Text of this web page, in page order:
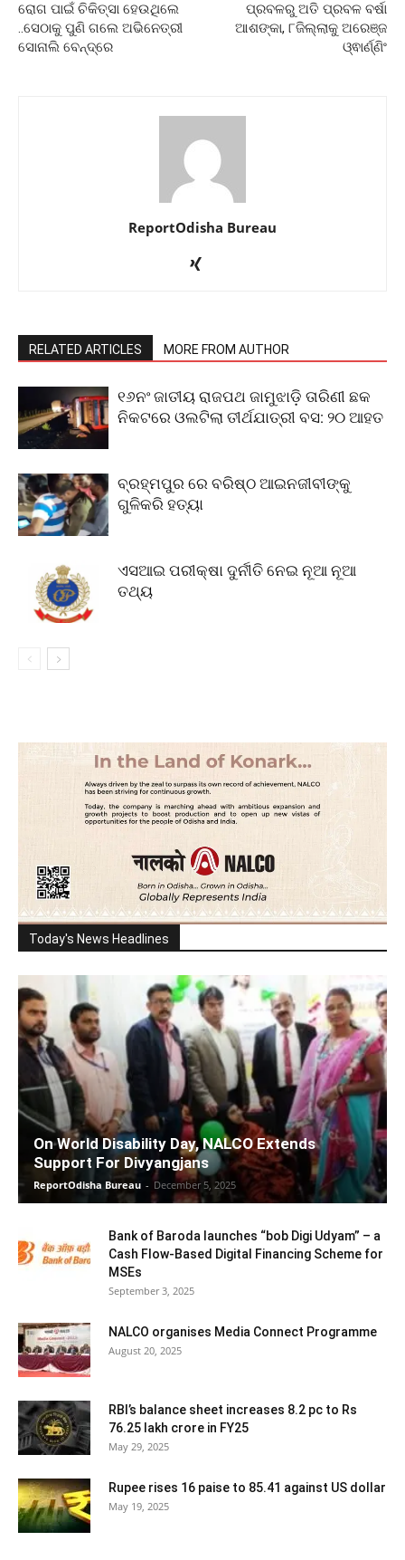
ରୋଗ ପାଇଁ ଚିକିତ୍ସା ହେଉଥିଲେ
..ସେଠାକୁ ପୁଣି ଗଲେ ଅଭିନେତ୍ରୀ
ସୋନାଲି ବେନ୍ଦ୍ରେ
ପ୍ରବଳରୁ ଅତି ପ୍ରବଳ ବର୍ଷା
ଆଶଙ୍କା, ୮ଜିଲ୍ଲାକୁ ଅରେଞ୍ଜ
ଓ୍ଵାର୍ଣ୍ଣିଂ
ReportOdisha Bureau
RELATED ARTICLES MORE FROM AUTHOR
୧୬ନଂ ଜାତୀୟ ରାଜପଥ ଜାମୁଝାଡ଼ି ତାରିଣୀ ଛକ
ନିକଟରେ ଓଲଟିଲା ତୀର୍ଥଯାତ୍ରୀ ବସ: ୨୦ ଆହତ
ବ୍ରହ୍ମପୁର ରେ ବରିଷ୍ଠ ଆଇନଜୀବୀଙ୍କୁ
ଗୁଳିକରି ହତ୍ୟା
ଏସଆଇ ପରୀକ୍ଷା ଦୁର୍ନୀତି ନେଇ ନୂଆ ନୂଆ
ତଥ୍ୟ
Today's News Headlines
On World Disability Day, NALCO Extends
Support For Divyangjans
ReportOdisha Bureau - December 5, 2025
Bank of Baroda launches “bob Digi Udyam” – a
Cash Flow-Based Digital Financing Scheme for
MSEs
September 3, 2025
NALCO organises Media Connect Programme
August 20, 2025
RBI’s balance sheet increases 8.2 pc to Rs
76.25 lakh crore in FY25
May 29, 2025
Rupee rises 16 paise to 85.41 against US dollar
May 19, 2025